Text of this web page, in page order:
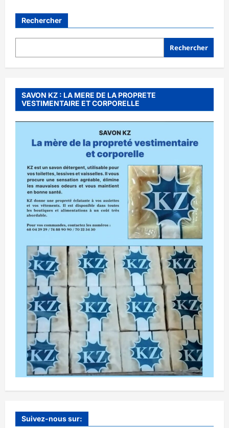
Rechercher
Rechercher
SAVON KZ : LA MERE DE LA PROPRETE
VESTIMENTAIRE ET CORPORELLE
Suivez-nous sur: